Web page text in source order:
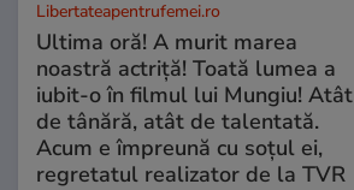
Libertateapentrufemei.ro
Ultima oră! A murit marea
noastră actriță! Toată lumea a
iubit-o în filmul lui Mungiu! Atât
de tânără, atât de talentată.
Acum e împreună cu soțul ei,
regretatul realizator de la TVR